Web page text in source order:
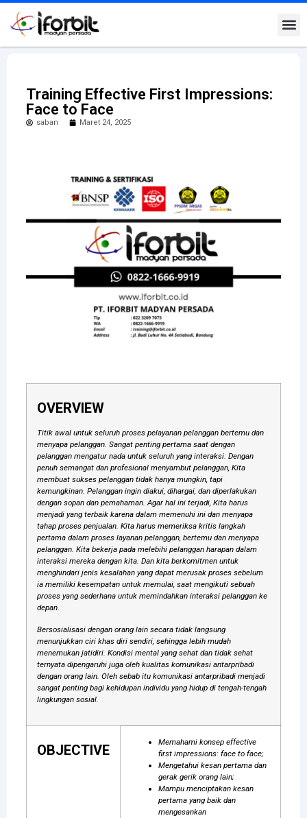
Training Effective First Impressions:
Face to Face
saban Maret 24, 2025
OVERVIEW
Titik awal untuk seluruh proses pelayanan pelanggan bertemu dan
menyapa pelanggan. Sangat penting pertama saat dengan
pelanggan mengatur nada untuk seluruh yang interaksi. Dengan
penuh semangat dan profesional menyambut pelanggan, Kita
membuat sukses pelanggan tidak hanya mungkin, tapi
kemungkinan. Pelanggan ingin diakui, dihargai, dan diperlakukan
dengan sopan dan pemahaman. Agar hal ini terjadi, Kita harus
menjadi yang terbaik karena dalam memenuhi ini dan menyapa
tahap proses penjualan. Kita harus memeriksa kritis langkah
pertama dalam proses layanan pelanggan, bertemu dan menyapa
pelanggan. Kita bekerja pada melebihi pelanggan harapan dalam
interaksi mereka dengan kita. Dan kita berkomitmen untuk
menghindari jenis kesalahan yang dapat merusak proses sebelum
ia memiliki kesempatan untuk memulai, saat mengikuti sebuah
proses yang sederhana untuk memindahkan interaksi pelanggan ke
depan.
Bersosialisasi dengan orang lain secara tidak langsung
menunjukkan ciri khas diri sendiri, sehingga lebih mudah
menemukan jatidiri. Kondisi mental yang sehat dan tidak sehat
ternyata dipengaruhi juga oleh kualitas komunikasi antarpribadi
dengan orang lain. Oleh sebab itu komunikasi antarpribadi menjadi
sangat penting bagi kehidupan individu yang hidup di tengah-tengah
lingkungan sosial.
OBJECTIVE
Memahami konsep effective
first impressions: face to face;
Mengetahui kesan pertama dan
gerak gerik orang lain;
Mampu menciptakan kesan
pertama yang baik dan
mengesankan